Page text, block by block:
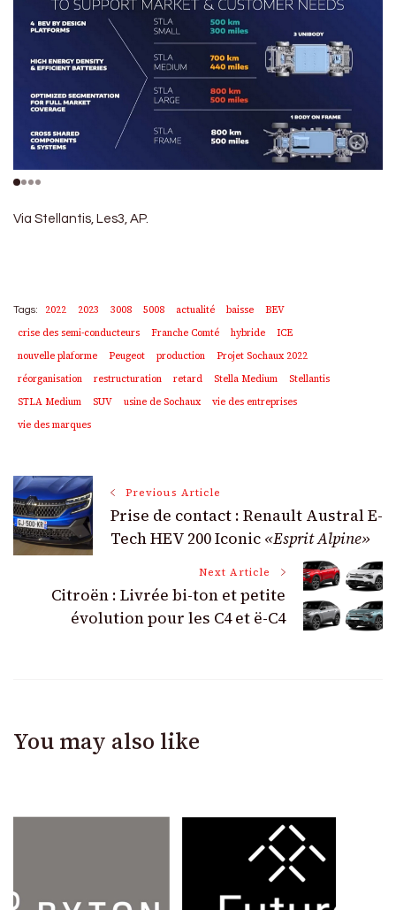
Via Stellantis, Les3, AP.
Tags: 2022 2023 3008 5008 actualité baisse
BEV
crise des semi-conducteurs
Franche Comté hybride
ICE
nouvelle plaforme
Peugeot production
Projet Sochaux 2022
réorganisation
restructuration retard Stella Medium
Stellantis
STLA Medium
SUV usine de Sochaux
vie des entreprises
vie des marques
Post
Navigation
Previous Article
Prise de contact : Renault Austral E-
Tech HEV 200 Iconic «Esprit Alpine»
Next Article
Citroën : Livrée bi-ton et petite
évolution pour les C4 et ë-C4
You may also like